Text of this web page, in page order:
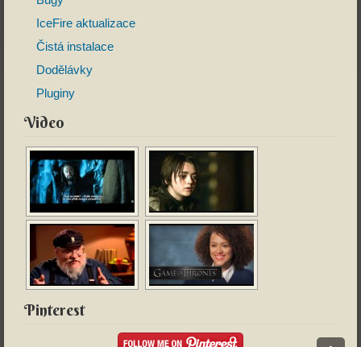
IceFire aktualizace
Čistá instalace
Dodělávky
Pluginy
Video
Pinterest